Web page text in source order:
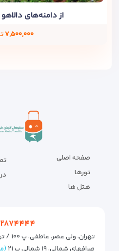
از دامنه‌های
۷,۵۰۰,۰۰۰
صفحه اصلی
تورها
هتل ها
صرافهای شمالی، ۱۹ شمالی پ ۲۱